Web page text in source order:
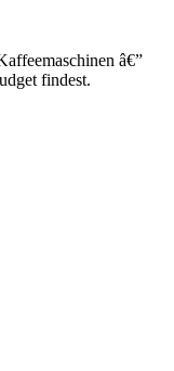
â€”
findest.